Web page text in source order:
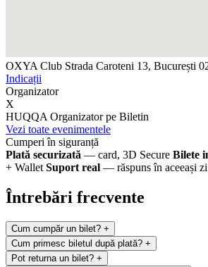
OXYA Club Strada Caroteni 13, București
Indicații
Organizator
X
HUQQA Organizator pe Biletin
Vezi toate evenimentele
Cumperi în siguranță
Plată securizată — card, 3D Secure Bilete
+ Wallet Suport real — răspuns în aceeași zi
Întrebări frecvente
Cum cumpăr un bilet? +
Cum primesc biletul după plată? +
Pot returna un bilet? +